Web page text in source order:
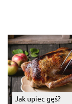
Jak upiec gęś?